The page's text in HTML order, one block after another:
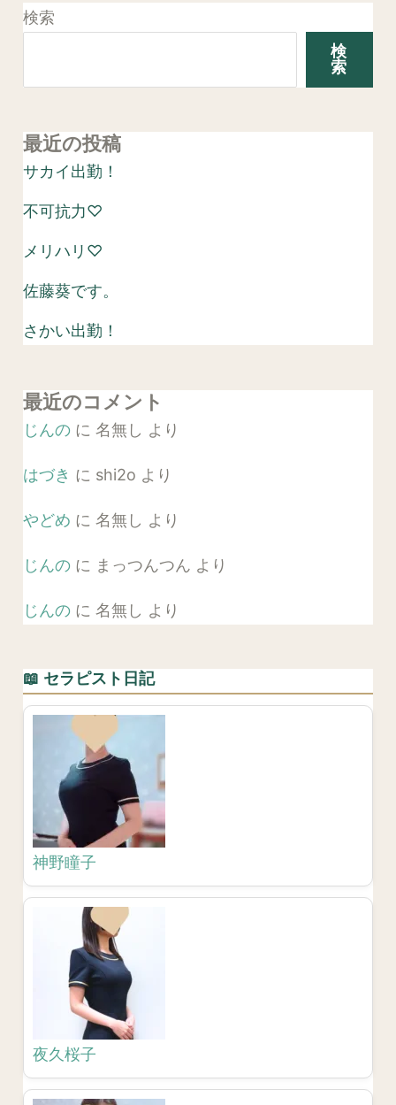
検索
検
索
最近の投稿
サカイ出勤！
不可抗力♡
メリハリ♡
佐藤葵です。
さかい出勤！
最近のコメント
じんのに 名無し より
はづき に shi2o より
やどめ に 名無し より
じんのに まっつんつん より
じんのに 名無し より
📖 セラピスト日記
神野瞳子
夜久桜子